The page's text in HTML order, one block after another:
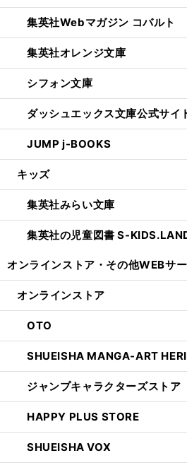
集英社Webマガジン コバルト
集英社オレンジ文庫
シフォン文庫
ダッシュエックス文庫公式サイ
JUMP j-BOOKS
キッズ
集英社みらい文庫
集英社の児童図書 S-
オンラインストア・ その他WEBサ
オンラインストア
OTO
SHUEISHA MANGA-ART
ジャンプキャラクターズストア
HAPPY PLUS STORE
SHUEISHA VOX